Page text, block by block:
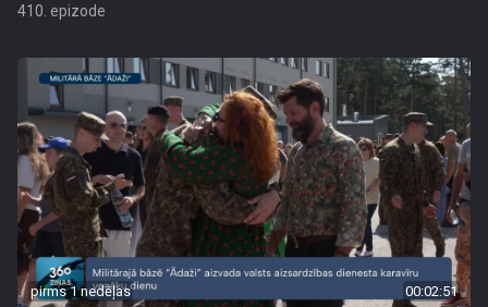
410. epizode
pirms 1 nedēļas 00:02:51